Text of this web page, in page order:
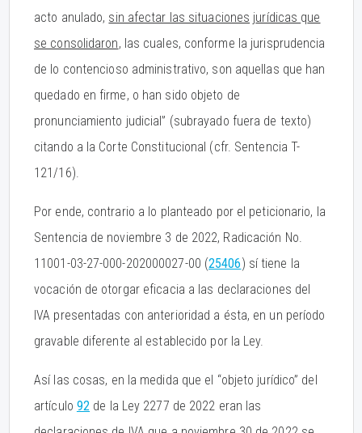
acto anulado, sin afectar las situaciones jurídicas que
se consolidaron, las cuales, conforme la jurisprudencia
de lo contencioso administrativo, son aquellas que han
quedado en firme, o han sido objeto de
pronunciamiento judicial” (subrayado fuera de texto)
citando a la Corte Constitucional (cfr. Sentencia T-
121/16).
Por ende, contrario a lo planteado por el peticionario, la
Sentencia de noviembre 3 de 2022, Radicación No.
11001-03-27-000-202000027-00 (25406) sí tiene la
vocación de otorgar eficacia a las declaraciones del
IVA presentadas con anterioridad a ésta, en un período
gravable diferente al establecido por la Ley.
Así las cosas, en la medida que el “objeto jurídico” del
artículo 92 de la Ley 2277 de 2022 eran las